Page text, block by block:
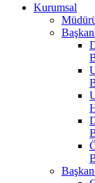
Kurumsal
Başkan